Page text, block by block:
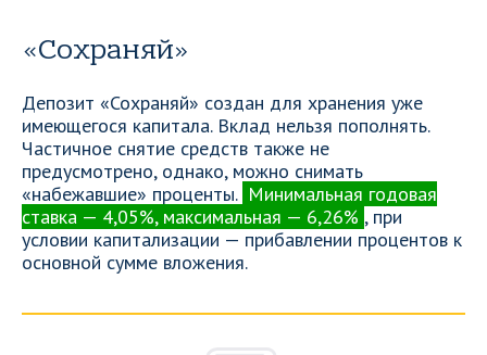
«Сохраняй»
Депозит «Сохраняй» создан для хранения уже
имеющегося капитала. Вклад нельзя пополнять.
Частичное снятие средств также не
предусмотрено, однако, можно снимать
«набежавшие» проценты. Минимальная годовая
ставка — 4,05%, максимальная — 6,26% , при
условии капитализации — прибавлении процентов к
основной сумме вложения.